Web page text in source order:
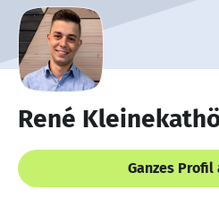
René
Ganzes Profil